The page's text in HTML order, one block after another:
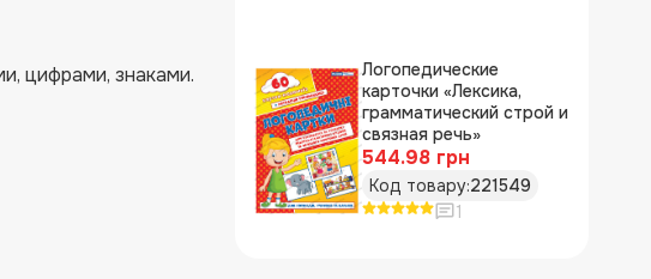
цифрами, знаками.
Логопедические
карточки «Лексика,
грамматический строй и
связная речь»
544.98 грн
Код товару:221549
1